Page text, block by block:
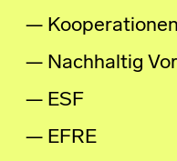
Kooperationen
Nachhaltig
ESF
EFRE